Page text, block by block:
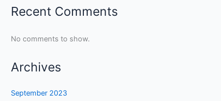
Recent Comments
No comments to show.
Archives
September 2023